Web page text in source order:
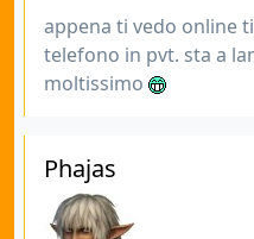
appena ti vedo online
telefono in pvt. sta a
moltissimo
Phajas